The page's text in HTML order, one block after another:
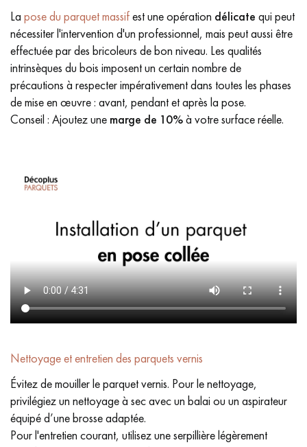
La pose du parquet massifest une opération délicate qui peut
nécessiter l'intervention d'un professionnel, mais peut aussi être
effectuée par des bricoleurs de bon niveau. Les qualités
intrinsèques du bois imposent un certain nombre de
précautions à respecter impérativement dans toutes les phases
de mise en œuvre : avant, pendant et après la pose.
Conseil : Ajoutez une marge de 10%à votre surface réelle.
Nettoyage et entretien des parquets vernis
Évitez de mouiller le parquet vernis. Pour le nettoyage,
privilégiez un nettoyage à sec avec un balai ou un aspirateur
équipé d’une brosse adaptée.
Pour l'entretien courant, utilisez une serpillière légèrement